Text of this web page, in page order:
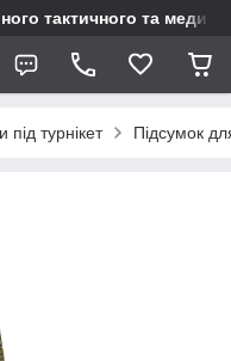
тактичного та
під турнікет Підсумок